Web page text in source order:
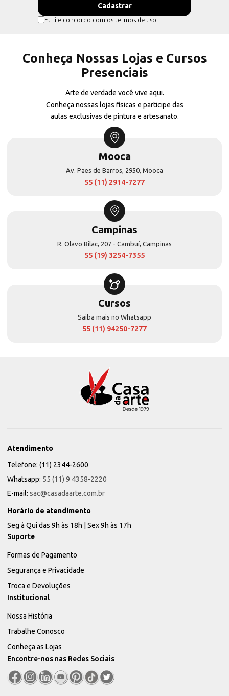
Eu li e concordo com os termos de uso
Conheça Nossas Lojas e Cursos
Presenciais
Arte de verdade você vive aqui.
Conheça nossas lojas físicas e participe das
aulas exclusivas de pintura e artesanato.
Mooca
Av. Paes de Barros, 2950, Mooca
55 (11) 2914-7277
Campinas
R. Olavo Bilac, 207 - Cambuí, Campinas
55 (19) 3254-7355
Cursos
Saiba mais no Whatsapp
55 (11) 94250-7277
Atendimento
Telefone: (11) 2344-2600
Whatsapp: 55 (11) 9 4358-2220
E-mail: sac@casadaarte.com.br
Horário de atendimento
Seg à Qui das 9h às 18h | Sex 9h às 17h
Suporte
Formas de Pagamento
Segurança e Privacidade
Troca e Devoluções
Institucional
Nossa História
Trabalhe Conosco
Conheça as Lojas
Encontre-nos nas Redes Sociais